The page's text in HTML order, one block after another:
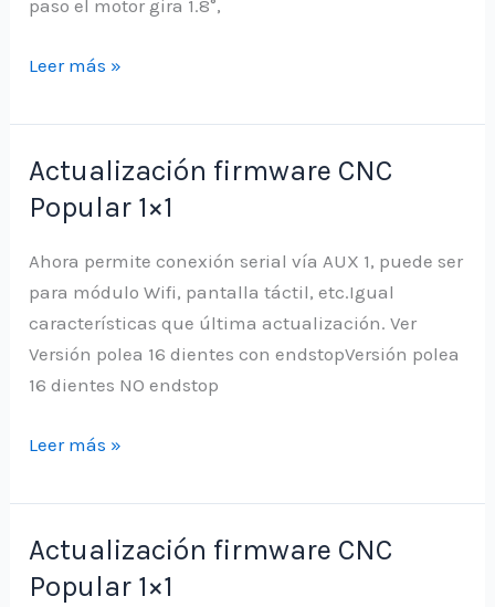
paso el motor gira 1.8°,
Crear
para
Eje
rotatorio
en
Leer más »
Actualización firmware CNC
Popular 1×1
Ahora permite conexión serial vía AUX 1, puede ser
para módulo Wifi, pantalla táctil, etc.Igual
características que última actualización. Ver
Versión polea 16 dientes con endstopVersión polea
16 dientes NO endstop
Actualización
CNC
Popular
1×1
Leer más »
Actualización firmware CNC
Popular 1×1